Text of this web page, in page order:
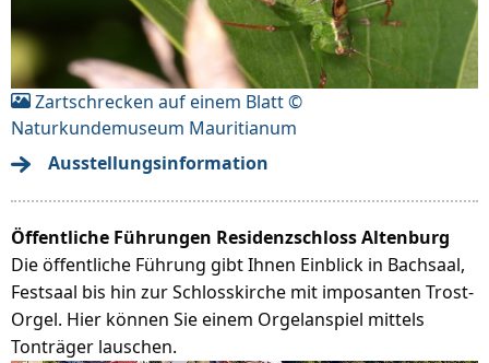
Zartschrecken auf einem Blatt ©
Naturkundemuseum Mauritianum
Ausstellungsinformation
Öffentliche Führungen Residenzschloss Altenburg
Die öffentliche Führung gibt Ihnen Einblick in Bachsaal,
Festsaal bis hin zur Schlosskirche mit imposanten Trost-
Orgel. Hier können Sie einem Orgelanspiel mittels
Tonträger lauschen.